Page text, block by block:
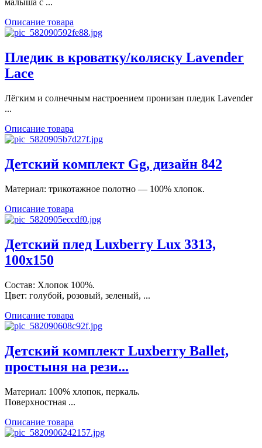
малыша с ...
Описание товара
Пледик в кроватку/коляску Lavender
Lace
Лёгким и солнечным настроением пронизан пледик Lavender
...
Описание товара
Детский комплект Gg, дизайн 842
Материал: трикотажное полотно — 100% хлопок.
Описание товара
Детский плед Luxberry Lux 3313,
100х150
Состав: Хлопок 100%.
Цвет: голубой, розовый, зеленый, ...
Описание товара
Детский комплект Luxberry Ballet,
простыня на рези...
Материал: 100% хлопок, перкаль.
Поверхностная ...
Описание товара